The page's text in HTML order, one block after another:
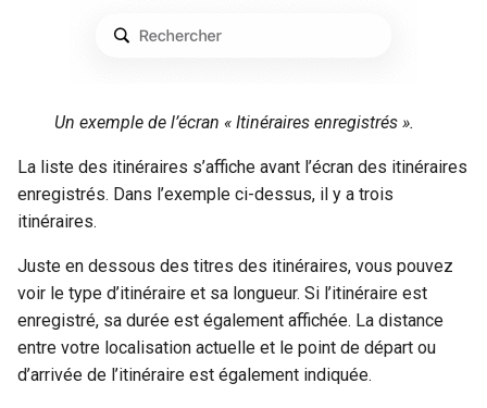
Un exemple de l’écran « Itinéraires enregistrés ».
La liste des itinéraires s’affiche avant l’écran des itinéraires
enregistrés. Dans l’exemple ci-dessus, il y a trois
itinéraires.
Juste en dessous des titres des itinéraires, vous pouvez
voir le type d’itinéraire et sa longueur. Si l’itinéraire est
enregistré, sa durée est également affichée. La distance
entre votre localisation actuelle et le point de départ ou
d’arrivée de l’itinéraire est également indiquée.